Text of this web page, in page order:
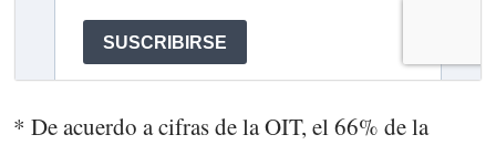
* De acuerdo a cifras de la OIT, el 66% de la